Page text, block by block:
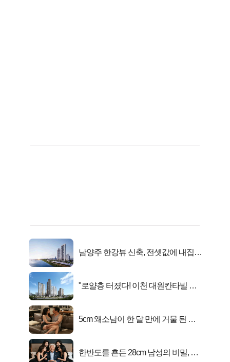
남양주 한강뷰 신축, 전셋값에 내집마
"로얄층 터졌다! 이천 대원칸타빌 잔
5cm 왜소남이 한 달 만에 거물 된 사
한반도를 흔든 28cm 남성의 비밀, 매